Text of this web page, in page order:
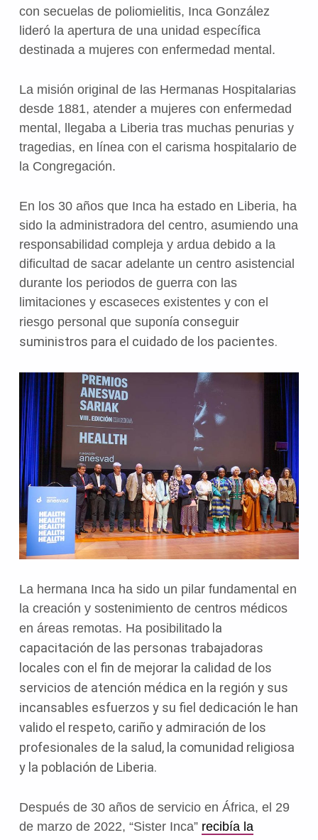
con secuelas de poliomielitis, Inca González
lideró la apertura de una unidad específica
destinada a mujeres con enfermedad mental.
La misión original de las Hermanas Hospitalarias
desde 1881, atender a mujeres con enfermedad
mental, llegaba a Liberia tras muchas penurias y
tragedias, en línea con el carisma hospitalario de
la Congregación.
En los 30 años que Inca ha estado en Liberia, ha
sido la administradora del centro, asumiendo una
responsabilidad compleja y ardua debido a la
dificultad de sacar adelante un centro asistencial
durante los periodos de guerra con las
limitaciones y escaseces existentes y con el
riesgo personal que suponía conseguir
suministros para el cuidado de los pacientes.
La hermana Inca ha sido un pilar fundamental en
la creación y sostenimiento de centros médicos
en áreas remotas. Ha posibilitado la
capacitación de las personas trabajadoras
locales con el fin de mejorar la calidad de los
servicios de atención médica en la región y sus
incansables esfuerzos y su fiel dedicación le han
valido el respeto, cariño y admiración de los
profesionales de la salud, la comunidad religiosa
y la población de Liberia.
Después de 30 años de servicio en África, el 29
de marzo de 2022, “Sister Inca” recibía la